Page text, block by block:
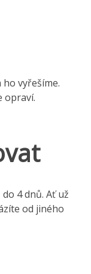
vyřešíme.
opraví.
4 dnů. Ať už
od jiného